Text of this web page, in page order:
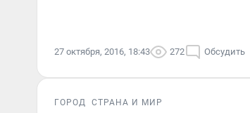
27 октября, 2016, 18:43 272 Обсудить
ГОРОД СТРАНА И МИР